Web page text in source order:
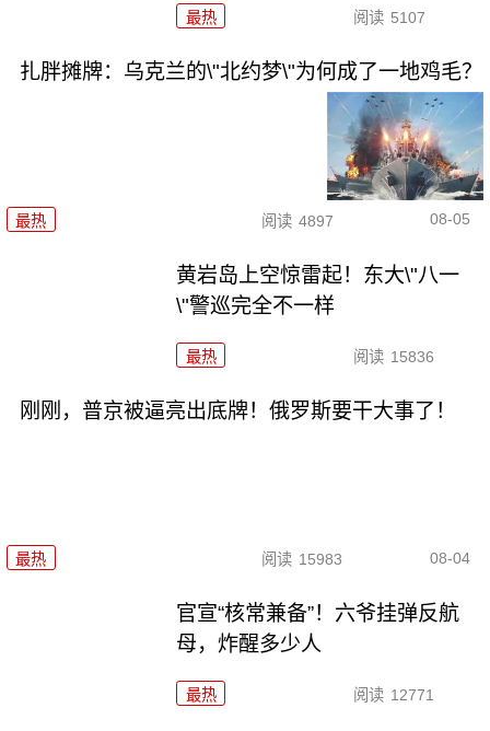
最热 阅读 5107
扎胖摊牌：乌克兰的\"北约梦\"为何成了一地鸡毛？
最热 阅读 4897 08-05
黄岩岛上空惊雷起！东大\"八一
\"警巡完全不一样
最热 阅读 15836
刚刚，普京被逼亮出底牌！俄罗斯要干大事了！
最热 阅读 15983 08-04
官宣“核常兼备”！六爷挂弹反航
母，炸醒多少人
最热 阅读 12771